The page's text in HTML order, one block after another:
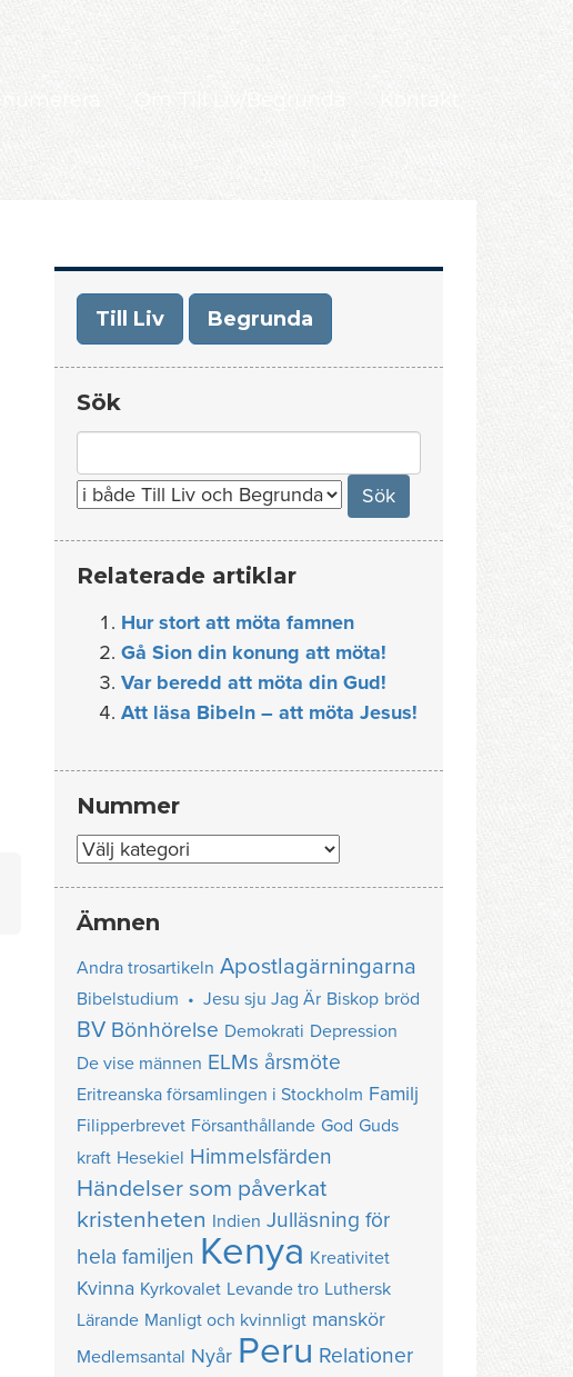
Till Liv Begrunda
Sök
for:
Relaterade artiklar
Hur stort att möta famnen
Gå Sion din konung att möta!
Var beredd att möta din Gud!
Att läsa Bibeln – att möta Jesus!
Nummer
Nummer
Ämnen
Andra trosartikeln Apostlagärningarna
Bibelstudium • Jesu sju Jag Är Biskop bröd
BV Bönhörelse Demokrati Depression
De vise männen ELMs årsmöte
Eritreanska församlingen i Stockholm Familj
Filipperbrevet Försanthållande God Guds
kraft Hesekiel Himmelsfärden
Händelser som påverkat
kristenheten Indien Julläsning för
hela familjen Kenya Kreativitet
Kvinna Kyrkovalet Levande tro Luthersk
Lärande Manligt och kvinnligt manskör
Medlemsantal Nyår Peru Relationer